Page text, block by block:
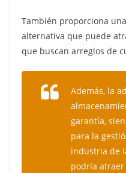
También proporciona
alternativa que puede
que buscan arreglos de
Además, la
garantía,
para la
industria de
podría